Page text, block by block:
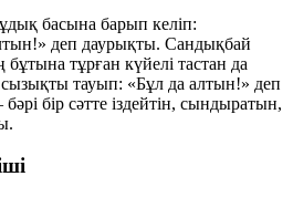
басына барып келіп:
деп даурықты. Сандықбай
тұрған күйелі тастан да
тауып: «Бұл да алтын!» деп
бір сәтте іздейтін, сындыратын,